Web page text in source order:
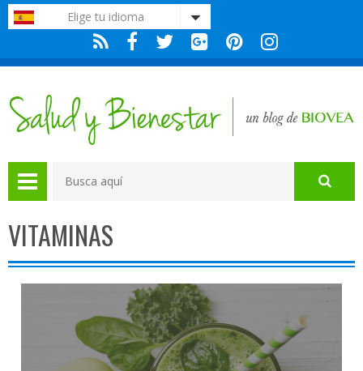
Nota:
este
web
un
sistema
Elige tu idioma
VITAMINAS